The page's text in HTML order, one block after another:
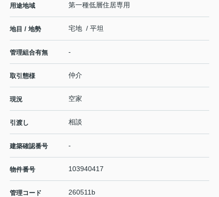
用途地域 第一種低層住居専用
地目 / 地勢 宅地 / 平坦
管理組合有無 -
取引態様 仲介
現況 空家
引渡し 相談
建築確認番号 -
物件番号 103940417
管理コード 260511b